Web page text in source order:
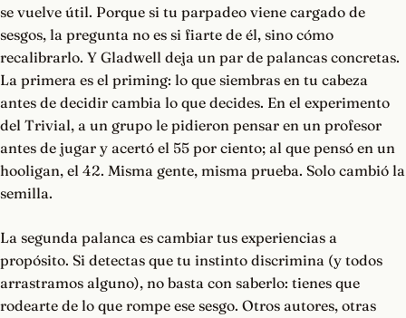
se vuelve útil. Porque si tu parpadeo viene cargado de
sesgos, la pregunta no es si fiarte de él, sino cómo
recalibrarlo. Y Gladwell deja un par de palancas concretas.
La primera es el priming: lo que siembras en tu cabeza
antes de decidir cambia lo que decides. En el experimento
del Trivial, a un grupo le pidieron pensar en un profesor
antes de jugar y acertó el 55 por ciento; al que pensó en un
hooligan, el 42. Misma gente, misma prueba. Solo cambió la
semilla.
La segunda palanca es cambiar tus experiencias a
propósito. Si detectas que tu instinto discrimina (y todos
arrastramos alguno), no basta con saberlo: tienes que
rodearte de lo que rompe ese sesgo. Otros autores, otras